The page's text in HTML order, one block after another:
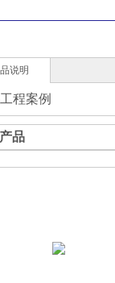
说明
程案例
品